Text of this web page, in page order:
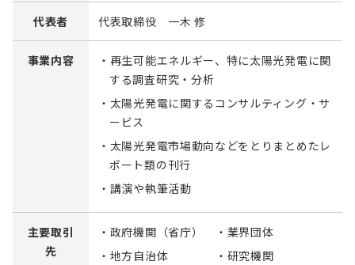
代表者 代表取締役 一木 修
事業内容
・再生可能エネルギー、特に太陽光発電に関
する調査研究・分析
・太陽光発電に関するコンサルティング・サ
ービス
・太陽光発電市場動向などをとりまとめたレ
ポート類の刊行
・講演や執筆活動
主要取引
先
・政府機関（省庁）
・業界団体
・地方自治体
・研究機関